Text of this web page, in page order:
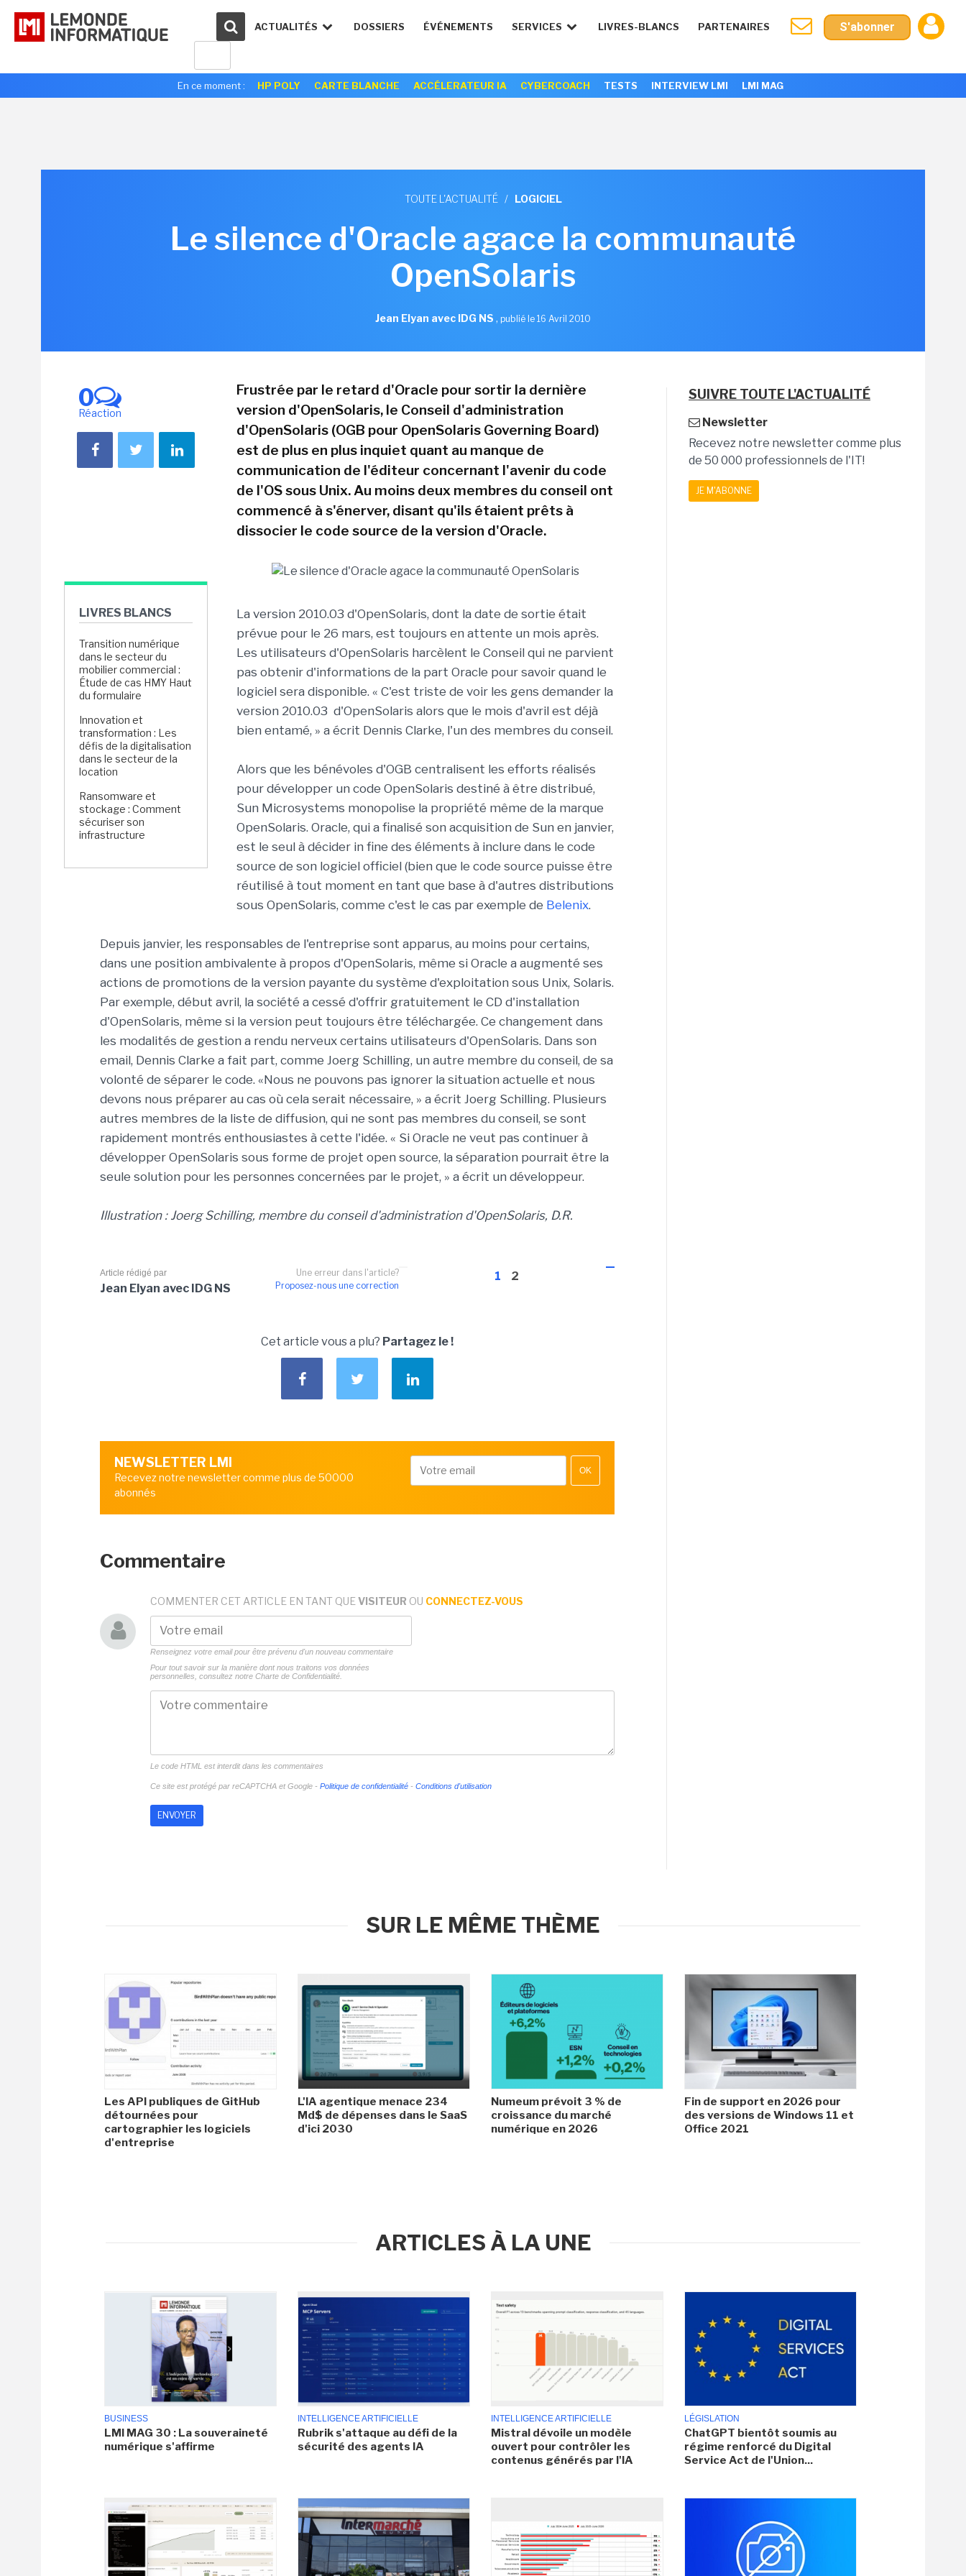
ACTUALITÉS DOSSIERS ÉVÉNEMENTS SERVICES LIVRES-BLANCS PARTENAIRES S'abonner
En ce moment : HP POLY CARTE BLANCHE ACCÉLERATEUR IA CYBERCOACH TESTS INTERVIEW LMI LMI MAG
TOUTE L'ACTUALITÉ / LOGICIEL
Le silence d'Oracle agace la communauté
OpenSolaris
Jean Elyan avec IDG NS , publié le 16 Avril 2010
0
Réaction
LIVRES BLANCS
Transition numérique
dans le secteur du
mobilier commercial :
Étude de cas HMY Haut
du formulaire
Innovation et
transformation : Les
défis de la digitalisation
dans le secteur de la
location
Ransomware et
stockage : Comment
sécuriser son
infrastructure
Frustrée par le retard d'Oracle pour sortir la dernière
version d'OpenSolaris, le Conseil d'administration
d'OpenSolaris (OGB pour OpenSolaris Governing Board)
est de plus en plus inquiet quant au manque de
communication de l'éditeur concernant l'avenir du code
de l'OS sous Unix. Au moins deux membres du conseil ont
commencé à s'énerver, disant qu'ils étaient prêts à
dissocier le code source de la version d'Oracle.
La version 2010.03 d'OpenSolaris, dont la date de sortie était
prévue pour le 26 mars, est toujours en attente un mois après.
Les utilisateurs d'OpenSolaris harcèlent le Conseil qui ne parvient
pas obtenir d'informations de la part Oracle pour savoir quand le
logiciel sera disponible. « C'est triste de voir les gens demander la
version 2010.03 d'OpenSolaris alors que le mois d'avril est déjà
bien entamé, » a écrit Dennis Clarke, l'un des membres du conseil.
Alors que les bénévoles d'OGB centralisent les efforts réalisés
pour développer un code OpenSolaris destiné à être distribué,
Sun Microsystems monopolise la propriété même de la marque
OpenSolaris. Oracle, qui a finalisé son acquisition de Sun en janvier,
est le seul à décider in fine des éléments à inclure dans le code
source de son logiciel officiel (bien que le code source puisse être
réutilisé à tout moment en tant que base à d'autres distributions
sous OpenSolaris, comme c'est le cas par exemple de Belenix.
Depuis janvier, les responsables de l'entreprise sont apparus, au moins pour certains,
dans une position ambivalente à propos d'OpenSolaris, même si Oracle a augmenté ses
actions de promotions de la version payante du système d'exploitation sous Unix, Solaris.
Par exemple, début avril, la société a cessé d'offrir gratuitement le CD d'installation
d'OpenSolaris, même si la version peut toujours être téléchargée. Ce changement dans
les modalités de gestion a rendu nerveux certains utilisateurs d'OpenSolaris. Dans son
email, Dennis Clarke a fait part, comme Joerg Schilling, un autre membre du conseil, de sa
volonté de séparer le code. «Nous ne pouvons pas ignorer la situation actuelle et nous
devons nous préparer au cas où cela serait nécessaire, » a écrit Joerg Schilling. Plusieurs
autres membres de la liste de diffusion, qui ne sont pas membres du conseil, se sont
rapidement montrés enthousiastes à cette l'idée. « Si Oracle ne veut pas continuer à
développer OpenSolaris sous forme de projet open source, la séparation pourrait être la
seule solution pour les personnes concernées par le projet, » a écrit un développeur.
Illustration : Joerg Schilling, membre du conseil d'administration d'OpenSolaris, D.R.
1 2
Une erreur dans l'article?
Proposez-nous une correction
Article rédigé par
Jean Elyan avec IDG NS
Cet article vous a plu? Partagez le !
NEWSLETTER LMI
Recevez notre newsletter comme plus de 50000
abonnés
OK
Commentaire
COMMENTER CET ARTICLE EN TANT QUE VISITEUR OU CONNECTEZ-VOUS
Renseignez votre email pour être prévenu d'un nouveau commentaire
Pour tout savoir sur la manière dont nous traitons vos données
personnelles, consultez notre Charte de Confidentialité.
Le code HTML est interdit dans les commentaires
Ce site est protégé par reCAPTCHA et Google - Politique de confidentialité - Conditions d'utilisation
SUIVRE TOUTE L'ACTUALITÉ
Newsletter
Recevez notre newsletter comme plus
de 50 000 professionnels de l'IT!
JE M'ABONNE
SUR LE MÊME THÈME
Les API publiques de GitHub
détournées pour
cartographier les logiciels
d'entreprise
L'IA agentique menace 234
Md$ de dépenses dans le SaaS
d'ici 2030
Numeum prévoit 3 % de
croissance du marché
numérique en 2026
Fin de support en 2026 pour
des versions de Windows 11 et
Office 2021
ARTICLES À LA UNE
BUSINESS
LMI MAG 30 : La souveraineté
numérique s'affirme
INTELLIGENCE ARTIFICIELLE
Rubrik s'attaque au défi de la
sécurité des agents IA
INTELLIGENCE ARTIFICIELLE
Mistral dévoile un modèle
ouvert pour contrôler les
contenus générés par l'IA
LÉGISLATION
ChatGPT bientôt soumis au
régime renforcé du Digital
Service Act de l'Union...